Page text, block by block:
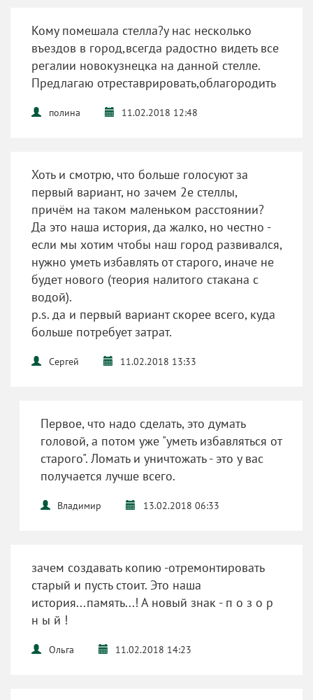
Кому помешала стелла?у нас несколько
въездов в город,всегда радостно видеть все
регалии новокузнецка на данной стелле.
Предлагаю отреставрировать,облагородить
полина 11.02.2018 12:48
Хоть и смотрю, что больше голосуют за
первый вариант, но зачем 2е стеллы,
причём на таком маленьком расстоянии?
Да это наша история, да жалко, но честно -
если мы хотим чтобы наш город развивался,
нужно уметь избавлять от старого, иначе не
будет нового (теория налитого стакана с
водой).
p.s. да и первый вариант скорее всего, куда
больше потребует затрат.
Сергей 11.02.2018 13:33
Первое, что надо сделать, это думать
головой, а потом уже "уметь избавляться от
старого". Ломать и уничтожать - это у вас
получается лучше всего.
Владимир 13.02.2018 06:33
зачем создавать копию -отремонтировать
старый и пусть стоит. Это наша
история...память...! А новый знак - п о з о р
н ы й !
Ольга 11.02.2018 14:23